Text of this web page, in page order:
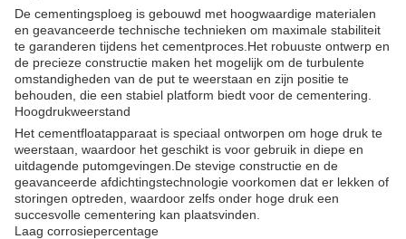
De cementingsploeg is gebouwd met hoogwaardige materialen
en geavanceerde technische technieken om maximale stabiliteit
te garanderen tijdens het cementproces.Het robuuste ontwerp en
de precieze constructie maken het mogelijk om de turbulente
omstandigheden van de put te weerstaan en zijn positie te
behouden, die een stabiel platform biedt voor de cementering.
Hoogdrukweerstand
Het cementfloatapparaat is speciaal ontworpen om hoge druk te
weerstaan, waardoor het geschikt is voor gebruik in diepe en
uitdagende putomgevingen.De stevige constructie en de
geavanceerde afdichtingstechnologie voorkomen dat er lekken of
storingen optreden, waardoor zelfs onder hoge druk een
succesvolle cementering kan plaatsvinden.
Laag corrosiepercentage